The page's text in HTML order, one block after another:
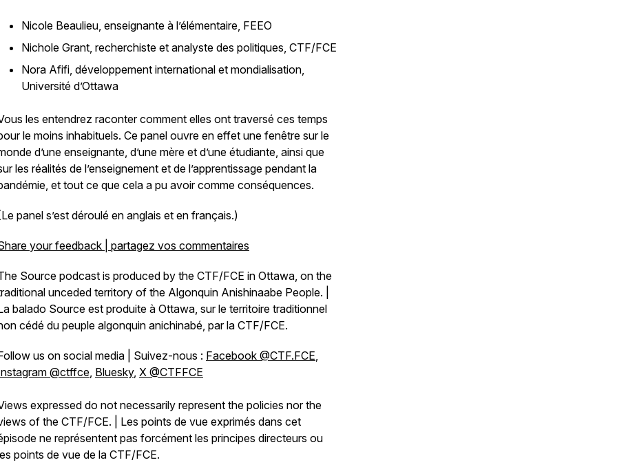
Nicole Beaulieu, enseignante à l’élémentaire, FEEO
Nichole Grant, recherchiste et analyste des politiques, CTF/FCE
Nora Afifi, développement international et mondialisation,
Université d’Ottawa
les entendrez raconter comment elles ont traversé ces temps
le moins inhabituels. Ce panel ouvre en effet une fenêtre sur le
d’une enseignante, d’une mère et d’une étudiante, ainsi que
les réalités de l’enseignement et de l’apprentissage pendant la
et tout ce que cela a pu avoir comme conséquences.
panel s’est déroulé en anglais et en français.)
your feedback | partagez vos commentaires
Source podcast is produced by the CTF/FCE in Ottawa, on the
unceded territory of the Algonquin Anishinaabe People. |
balado Source est produite à Ottawa, sur le territoire traditionnel
cédé du peuple algonquin anichinabé, par la CTF/FCE.
us on social media | Suivez-nous : Facebook @CTF.FCE,
@ctffce, Bluesky, X @CTFFCE
expressed do not necessarily represent the policies nor the
of the CTF/FCE. | Les points de vue exprimés dans cet
ne représentent pas forcément les principes directeurs ou
points de vue de la CTF/FCE.